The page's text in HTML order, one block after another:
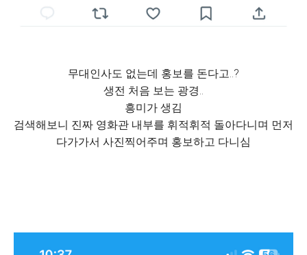
무대인사도 없는데 홍보를 돈다고..?
생전 처음 보는 광경..
흥미가 생김
검색해보니 진짜 영화관 내부를 휘적휘적 돌아다니며 먼저
다가가서 사진찍어주며 홍보하고 다니심